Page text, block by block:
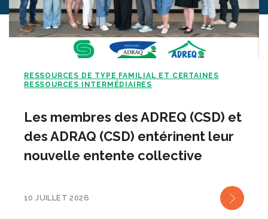
RESSOURCES DE TYPE FAMILIAL ET CERTAINES
RESSOURCES INTERMÉDIAIRES
Les membres des ADREQ (CSD) et
des ADRAQ (CSD) entérinent leur
nouvelle entente collective
10 JUILLET 2026